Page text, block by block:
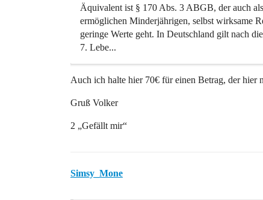
Äquivalent ist § 170 Abs. 3 ABGB, der auch
ermöglichen Minderjährigen, selbst wirksame
geringe Werte geht. In Deutschland gilt nach
7. Lebe...
Auch ich halte hier 70€ für einen Betrag, der hier
Gruß Volker
2 „Gefällt mir“
Simsy_Mone